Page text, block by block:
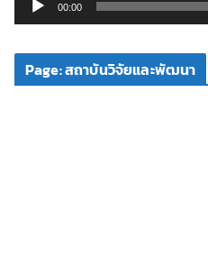
ดี
00:00
Page: สถาบันวิจัยและพัฒนา